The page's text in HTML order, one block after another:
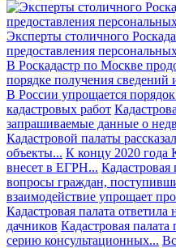
Эксперты столичного
предоставления
В Роскадастр по Москве
порядке получения сведений
В России упрощается
кадастровых работ
запрашиваемые данные о
Кадастровой палаты
объекты... К концу 2020 года
внесет в ЕГРН... Кадастровая
вопросы граждан,
взаимодействие упрощает
Кадастровая палата
дачников Кадастровая
серию консультационных...